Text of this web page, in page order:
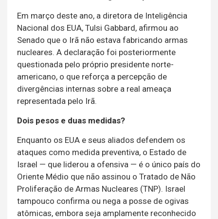
Em março deste ano, a diretora de Inteligência
Nacional dos EUA, Tulsi Gabbard, afirmou ao
Senado que o Irã não estava fabricando armas
nucleares. A declaração foi posteriormente
questionada pelo próprio presidente norte-
americano, o que reforça a percepção de
divergências internas sobre a real ameaça
representada pelo Irã.
Dois pesos e duas medidas?
Enquanto os EUA e seus aliados defendem os
ataques como medida preventiva, o Estado de
Israel — que liderou a ofensiva — é o único país do
Oriente Médio que não assinou o Tratado de Não
Proliferação de Armas Nucleares (TNP). Israel
tampouco confirma ou nega a posse de ogivas
atômicas, embora seja amplamente reconhecido